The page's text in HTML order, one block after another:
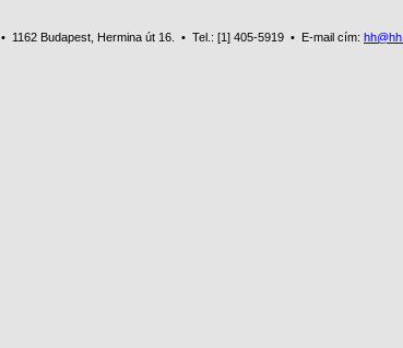
• 1162 Budapest, Hermina út 16. • Tel.: [1] 405-5919 • E-mail cím: